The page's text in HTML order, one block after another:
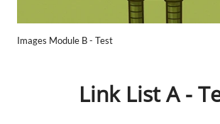
Images Module B - Test
Link List A -